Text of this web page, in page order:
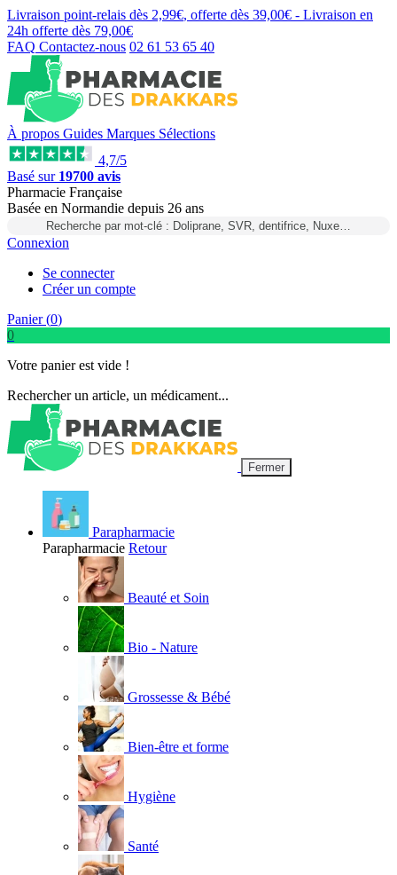
Livraison point-relais dès 2,99€, offerte dès 39,00€ - Livraison en
24h offerte dès 79,00€
FAQ Contactez-nous 02 61 53 65 40
À propos Guides Marques Sélections
4,7/5
Basé sur 19700 avis
Pharmacie Française
Basée en Normandie depuis 26 ans
Recherche par mot-clé : Doliprane, SVR, dentifrice, Nuxe…
Connexion
Se connecter
Créer un compte
Panier (0)
0
Votre panier est vide !
Rechercher un article, un médicament...
Fermer
Parapharmacie
Parapharmacie Retour
Beauté et Soin
Bio - Nature
Grossesse & Bébé
Bien-être et forme
Hygiène
Santé